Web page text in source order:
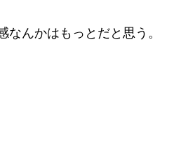
んかはもっとだと思う。